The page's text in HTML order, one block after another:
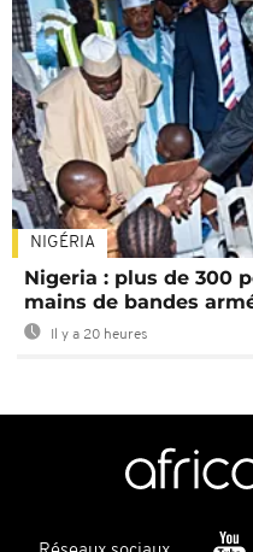
NIGÉRIA
Nigeria : plus de 300
mains de bandes
Il y a 20 heures